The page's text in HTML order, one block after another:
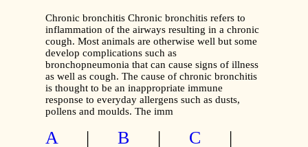
Chronic bronchitis Chronic bronchitis refers to
inflammation of the airways resulting in a chronic
cough. Most animals are otherwise well but some
develop complications such as
bronchopneumonia that can cause signs of illness
as well as cough. The cause of chronic bronchitis
is thought to be an inappropriate immune
response to everyday allergens such as dusts,
pollens and moulds. The imm
A | B | C |